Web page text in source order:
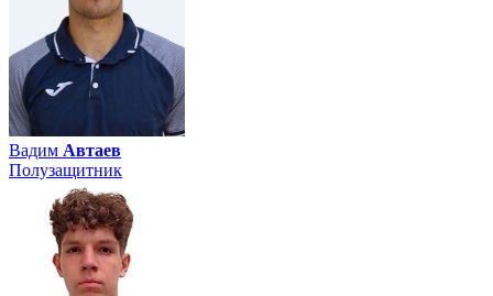
Вадим Автаев
Полузащитник